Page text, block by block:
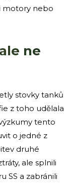
motory nebo
ne
stovky tanků
z toho udělala
tento
o jedné z
druhé
ale splnili
SS a zabránili